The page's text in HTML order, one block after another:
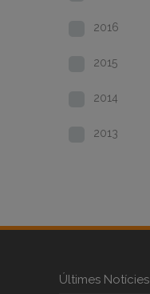
2016
2015
2014
2013
Últimes Notícies